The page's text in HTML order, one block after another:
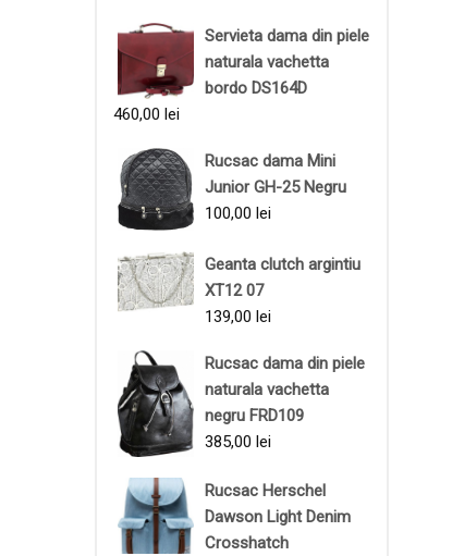
Servieta dama din piele
naturala vachetta
bordo DS164D
460,00 lei
Rucsac dama Mini
Junior GH-25 Negru
100,00 lei
Geanta clutch argintiu
XT12 07
139,00 lei
Rucsac dama din piele
naturala vachetta
negru FRD109
385,00 lei
Rucsac Herschel
Dawson Light Denim
Crosshatch